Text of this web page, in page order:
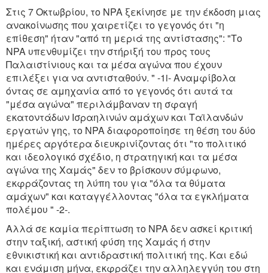
Στις 7 Οκτωβρίου, το NPA ξεκίνησε με την έκδοση μιας
ανακοίνωσης που χαιρετίζει το γεγονός ότι "η
επίθεση" ήταν "από τη μεριά της αντίστασης": "Το
NPA υπενθυμίζει την στήριξή του προς τους
Παλαιστίνιους και τα μέσα αγώνα που έχουν
επιλέξει για να αντισταθούν. " -1i- Αναμφίβολα
όντας σε αμηχανία από το γεγονός ότι αυτά τα
"μέσα αγώνα" περιλάμβαναν τη σφαγή
εκατοντάδων Ισραηλινών αμάχων και Ταϊλανδών
εργατών γης, το NPA διαφοροποίησε τη θέση του δύο
ημέρες αργότερα διευκρινίζοντας ότι "το πολιτικό
και ιδεολογικό σχέδιο, η στρατηγική και τα μέσα
αγώνα της Χαμάς" δεν το βρίσκουν σύμφωνο,
εκφράζοντας τη λύπη του για "όλα τα θύματα
αμάχων" και καταγγέλλοντας "όλα τα εγκλήματα
πολέμου " -2-.
Αλλά σε καμία περίπτωση το NPA δεν ασκεί κριτική
στην ταξική, αστική φύση της Χαμάς ή στην
εθνικιστική και αντιδραστική πολιτική της. Και εδώ
και ενάμιση μήνα, εκφράζει την αλληλεγγύη του στη